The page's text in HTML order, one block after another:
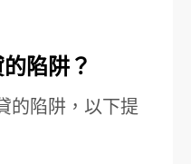
陷阱？
的陷阱，以下提